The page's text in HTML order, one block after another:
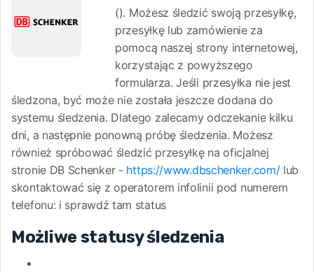
(). Możesz śledzić swoją przesyłkę,
przesyłkę lub zamówienie za
pomocą naszej strony internetowej,
korzystając z powyższego
formularza. Jeśli przesyłka nie jest
śledzona, być może nie została jeszcze dodana do
systemu śledzenia. Dlatego zalecamy odczekanie kilku
dni, a następnie ponowną próbę śledzenia. Możesz
również spróbować śledzić przesyłkę na oficjalnej
stronie DB Schenker - https://www.dbschenker.com/lub
skontaktować się z operatorem infolinii pod numerem
telefonu: i sprawdź tam status
Możliwe statusy śledzenia